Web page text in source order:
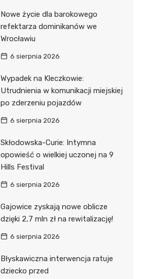
Nowe życie dla barokowego
refektarza dominikanów we
Wrocławiu
6 sierpnia 2026
Wypadek na Kleczkowie:
Utrudnienia w komunikacji miejskiej
po zderzeniu pojazdów
6 sierpnia 2026
Skłodowska-Curie: Intymna
opowieść o wielkiej uczonej na 9
Hills Festival
6 sierpnia 2026
Gajowice zyskają nowe oblicze
dzięki 2,7 mln zł na rewitalizację!
6 sierpnia 2026
Błyskawiczna interwencja ratuje
dziecko przed